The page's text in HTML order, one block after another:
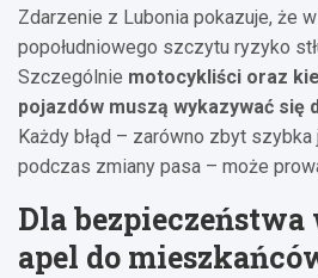
Zdarzenie z Lubonia pokazuje, że
popołudniowego szczytu ryzyko
Szczególnie motocykliści oraz
pojazdów muszą wykazywać się
Każdy błąd – zarówno zbyt szybka
podczas zmiany pasa – może
Dla
apel do